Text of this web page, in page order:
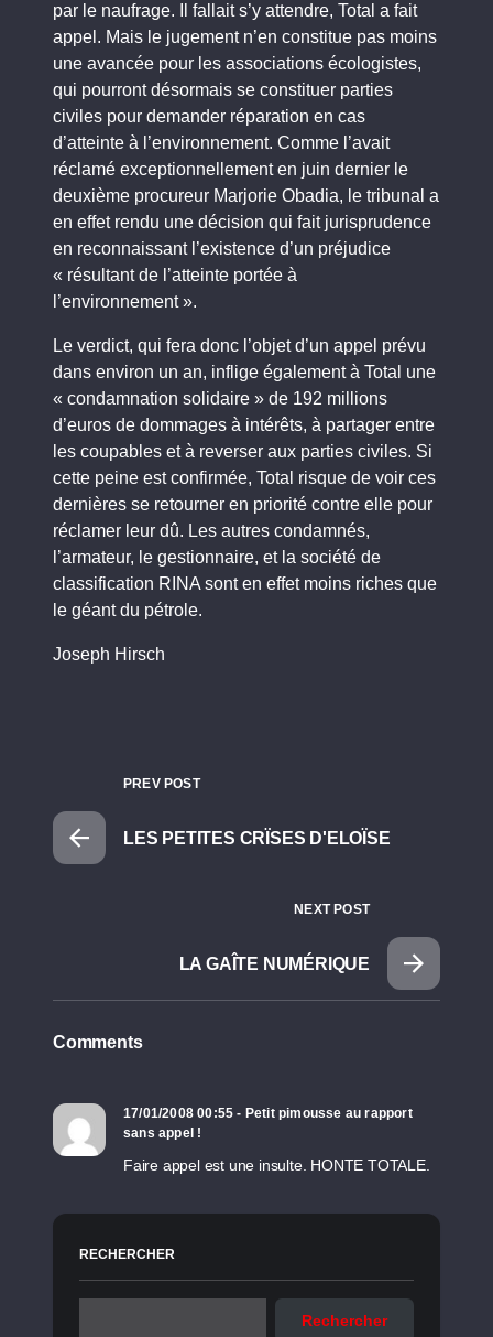
par le naufrage. Il fallait s’y attendre, Total a fait
appel. Mais le jugement n’en constitue pas moins
une avancée pour les associations écologistes,
qui pourront désormais se constituer parties
civiles pour demander réparation en cas
d’atteinte à l’environnement. Comme l’avait
réclamé exceptionnellement en juin dernier le
deuxième procureur Marjorie Obadia, le tribunal a
en effet rendu une décision qui fait jurisprudence
en reconnaissant l’existence d’un préjudice
« résultant de l’atteinte portée à
l’environnement ».
Le verdict, qui fera donc l’objet d’un appel prévu
dans environ un an, inflige également à Total une
« condamnation solidaire » de 192 millions
d’euros de dommages à intérêts, à partager entre
les coupables et à reverser aux parties civiles. Si
cette peine est confirmée, Total risque de voir ces
dernières se retourner en priorité contre elle pour
réclamer leur dû. Les autres condamnés,
l’armateur, le gestionnaire, et la société de
classification RINA sont en effet moins riches que
le géant du pétrole.
Joseph Hirsch
PREV POST
LES PETITES CRÏSES D'ELOÏSE
NEXT POST
LA GAÎTE NUMÉRIQUE
Comments
17/01/2008 00:55 - Petit pimousse au rapport
sans appel !
Faire appel est une insulte. HONTE TOTALE.
RECHERCHER
Rechercher